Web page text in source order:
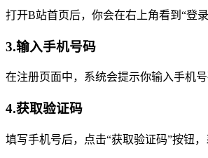
打开B站首页后，你会在右上角看到“登
3.输入手机号码
在注册页面中，系统会提示你输入手机
4.获取验证码
填写手机号后，点击“获取验证码”按钮